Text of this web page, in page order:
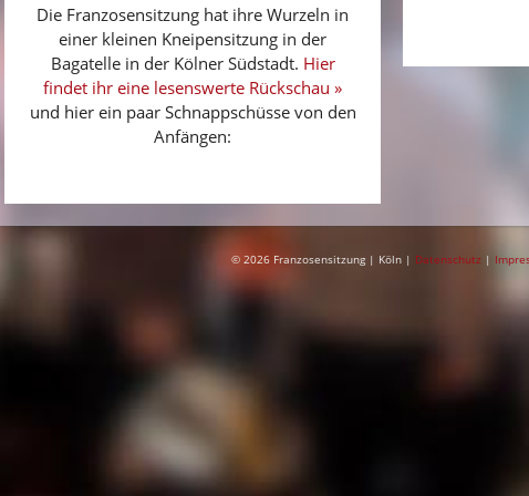
Die Franzosensitzung hat ihre Wurzeln in
einer kleinen Kneipensitzung in der
Bagatelle in der Kölner Südstadt. Hier
findet ihr eine lesenswerte Rückschau »
und hier ein paar Schnappschüsse von den
Anfängen:
© 2026 Franzosensitzung | Köln | Datenschutz |